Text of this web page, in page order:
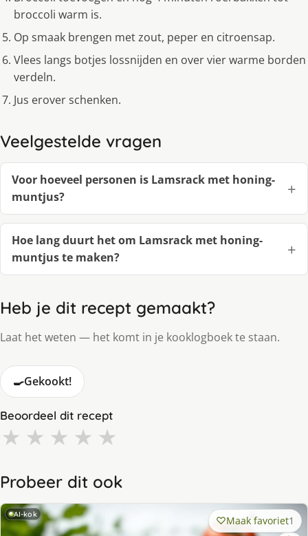
broccoli warm is.
Op smaak brengen met zout, peper en citroensap.
Vlees langs botjes lossnijden en over vier warme borden
verdeln.
Jus erover schenken.
Veelgestelde vragen
Voor hoeveel personen is Lamsrack met honing-
muntjus?
Hoe lang duurt het om Lamsrack met honing-
muntjus te maken?
Heb je dit recept gemaakt?
Laat het weten — het komt in je kooklogboek te staan.
🍳Gekookt!
Beoordeel dit recept
★ ★ ★ ★ ★
Probeer dit ook
AI-kok Maak favoriet1